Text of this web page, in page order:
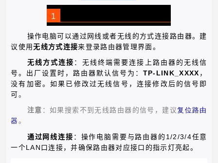
操作电脑可以通过网线或者无线的方式连接路由器。建
议使用无线方式连接来登录路由器管理界面。
无线方式连接 ：无线终端需要连接上路由器的无线信
号。出厂设置时，路由器默认信号为： TP-LINK_XXXX ，
没有加密。如果已修改过无线信号，连接修改后的信号即
可 。
注意 ：如果搜索不到无线路由器的信号，建议复位路由
器 。
通过网线连接 ：操作电脑需要与路由器的 1/2/3/4任意
一个LAN 口连接，并确保路由器对应接口的指示灯亮起。